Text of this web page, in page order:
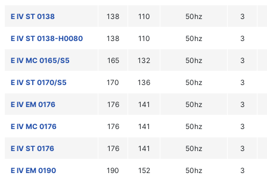
E IV ST 0138 138 110 50hz 3
E IV ST 0138-H0080 138 110 50hz 3
E IV MC 0165/S5 165 132 50hz 3
E IV ST 0170/S5 170 136 50hz 3
E IV EM 0176 176 141 50hz 3
E IV MC 0176 176 141 50hz 3
E IV ST 0176 176 141 50hz 3
E IV EM 0190 190 152 50hz 3